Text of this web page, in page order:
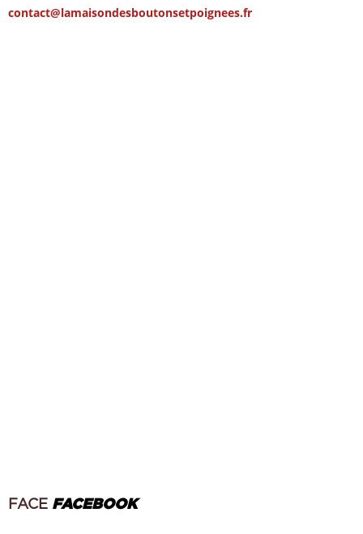
contact@lamaisondesboutonsetpoignees.fr
FACE FACEBOOK